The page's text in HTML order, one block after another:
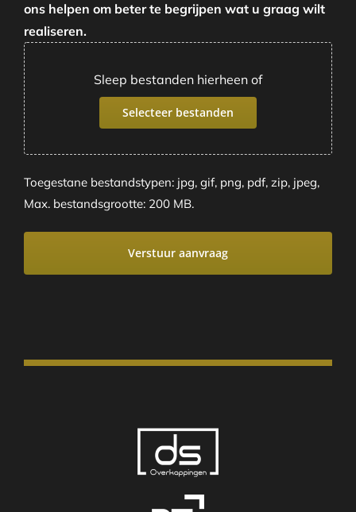
ons helpen om beter te begrijpen wat u graag wilt
realiseren.
Sleep bestanden hierheen of
Selecteer bestanden
Toegestane bestandstypen: jpg, gif, png, pdf, zip, jpeg,
Max. bestandsgrootte: 200 MB.